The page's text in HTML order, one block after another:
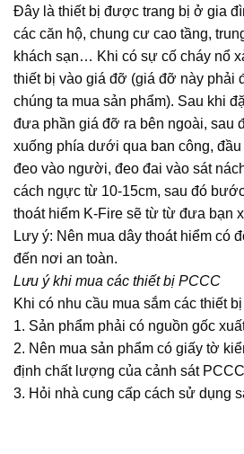
Đây là thiết bị được trang bị ở gia
các căn hộ, chung cư cao tầng,
khách sạn… Khi có sự cố cháy nổ
thiết bị vào giá đỡ (giá đỡ này phải
chúng ta mua sản phẩm). Sau khi
đưa phần giá đỡ ra bên ngoài, sau
xuống phía dưới qua ban công,
đeo vào người, đeo đai vào sát
cách ngực từ 10-15cm, sau đó
thoát hiểm K-Fire sẽ từ từ đưa bạn
Lưy ý: Nên mua dây thoát hiểm có
đến nơi an toàn.
Lưu ý khi mua các thiết bị PCCC
Khi có nhu cầu mua sắm các thiết
1. Sản phẩm phải có nguồn gốc
2. Nên mua sản phẩm có giấy tờ
định chất lượng của cảnh sát
3. Hỏi nhà cung cấp cách sử dụng